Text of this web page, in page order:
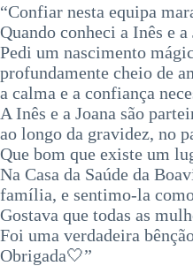
“Confiar nesta equipa
Quando conheci a Inês e
Pedi um nascimento
profundamente cheio de
a calma e a confiança
A Inês e a Joana são
ao longo da gravidez, no
Que bom que existe um
Na Casa da Saúde da
família, e sentimo-la
Gostava que todas as
Foi uma verdadeira
Obrigada🤍”